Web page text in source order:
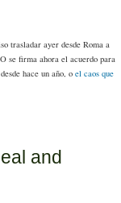
trasladar ayer desde Roma a
se firma ahora el acuerdo para
hace un año, o el caos que
and